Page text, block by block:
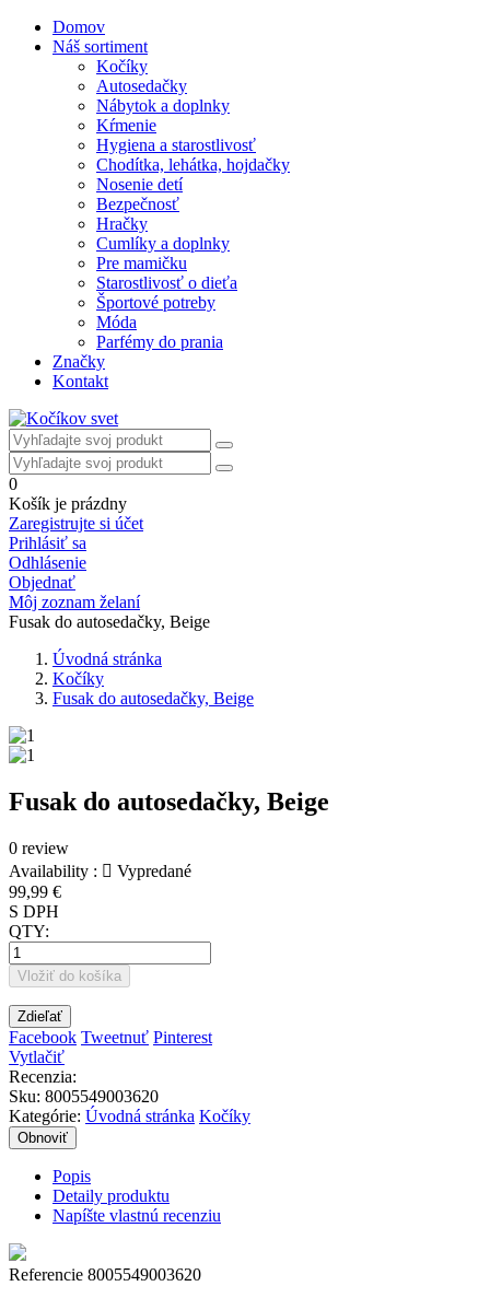
Domov
Náš sortiment
Kočíky
Autosedačky
Nábytok a doplnky
Kŕmenie
Hygiena a starostlivosť
Chodítka, lehátka, hojdačky
Nosenie detí
Bezpečnosť
Hračky
Cumlíky a doplnky
Pre mamičku
Starostlivosť o dieťa
Športové potreby
Móda
Parfémy do prania
Značky
Kontakt
0
Košík je prázdny
Zaregistrujte si účet
Prihlásiť sa
Odhlásenie
Objednať
Môj zoznam želaní
Fusak do autosedačky, Beige
Úvodná stránka
Kočíky
Fusak do autosedačky, Beige
Fusak do autosedačky, Beige
0 review
Availability :  Vypredané
99,99 €
S DPH
QTY:
Vložiť do košíka
Zdieľať
Facebook Tweetnuť Pinterest
Vytlačiť
Recenzia:
Sku: 8005549003620
Kategórie: Úvodná stránka Kočíky
Popis
Detaily produktu
Napíšte vlastnú recenziu
Referencie 8005549003620